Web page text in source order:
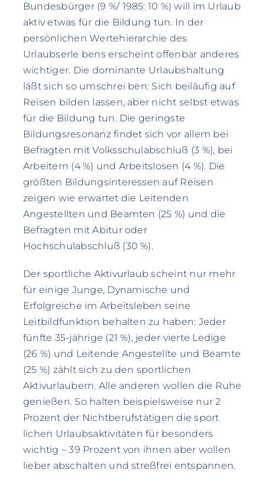
Bundesbürger (9 %/ 1985: 10 %) will im Urlaub
aktiv etwas für die Bildung tun. In der
persönlichen Wertehierarchie des
Urlaubserle bens erscheint offenbar anderes
wichtiger. Die dominante Urlaubshaltung
läßt sich so umschrei ben: Sich beiläufig auf
Reisen bilden lassen, aber nicht selbst etwas
für die Bildung tun. Die geringste
Bildungsresonanz findet sich vor allem bei
Befragten mit Volksschulabschluß (3 %), bei
Arbeitern (4 %) und Arbeitslosen (4 %). Die
größten Bildungsinteressen auf Reisen
zeigen wie erwartet die Leitenden
Angestellten und Beamten (25 %) und die
Befragten mit Abitur oder
Hochschulabschluß (30 %).
Der sportliche Aktivurlaub scheint nur mehr
für einige Junge, Dynamische und
Erfolgreiche im Arbeitsleben seine
Leitbildfunktion behalten zu haben: Jeder
fünfte 35-jährige (21 %), jeder vierte Ledige
(26 %) und Leitende Angestellte und Beamte
(25 %) zählt sich zu den sportlichen
Aktivurlaubern. Alle anderen wollen die Ruhe
genießen. So halten beispielsweise nur 2
Prozent der Nichtberufstätigen die sport
lichen Urlaubsaktivitäten für besonders
wichtig – 39 Prozent von ihnen aber wollen
lieber abschalten und streßfrei entspannen.